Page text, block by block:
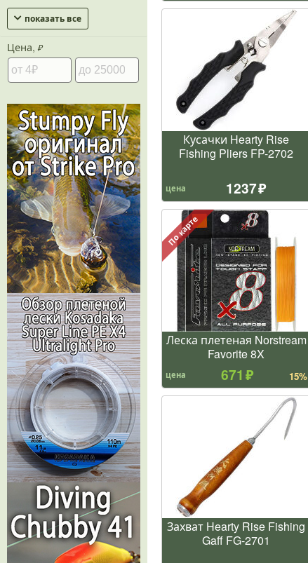
Кусачки Hearty Rise
Fishing Pliers FP-2702
цена 1237
По карте
Леска плетеная Norstream
Favorite 8X
цена 671 15%
Захват Hearty Rise Fishing
Gaff FG-2701
показать все
Цена, ₽